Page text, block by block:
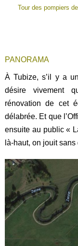
Tour des pompiers
PANORAMA
À Tubize, s’il y a
désire vivement
rénovation de cet
délabrée. Et que
ensuite au public «
là-haut, on jouit